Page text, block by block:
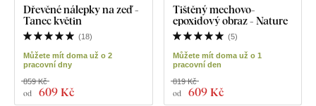
Dřevěné nálepky na zeď -
Tanec květin
(18)
Můžete mít doma už o 2
pracovní dny
od 609 Kč
859 Kč
Tištěný mechovo-
epoxidový obraz - Nature
(5)
Můžete mít doma už o 1
pracovní den
od 609 Kč
819 Kč